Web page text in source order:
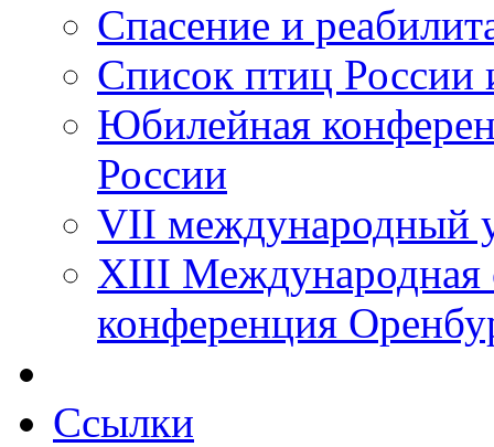
Спасение и
Список птиц России
Юбилейная
России
VII международный
XIII Международная
конференция
Ссылки